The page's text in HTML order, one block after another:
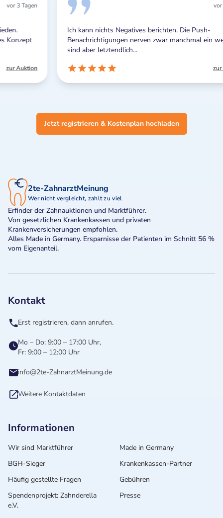
Ich kann nichts Negatives berichten. Die Push-
Benachrichtigungen nerven zwar manchmal ein wenig,
sind aber letztendlich...
Jetzt registrieren & Kostenplan hochladen
2te-ZahnarztMeinung
Wer nicht vergleicht, zahlt zu viel
Erfinder der Zahnauktionen und Marktführer.
Von gesetzlichen Krankenkassen und privaten
Krankenversicherungen empfohlen.
Alles Made in Germany. Ersparnisse der Patienten im Schnitt 56 %
vom Eigenanteil.
Kontakt
Erst registrieren, dann anrufen.
Mo – Do: 9:00 – 17:00 Uhr,
Fr: 9:00 – 12:00 Uhr
info@2te-ZahnarztMeinung.de
Weitere Kontaktdaten
Informationen
Wir sind Marktführer
Made in Germany
BGH-Sieger
Krankenkassen-Partner
Häufig gestellte Fragen
Gebühren
Spendenprojekt: Zahnderella
e.V.
Presse